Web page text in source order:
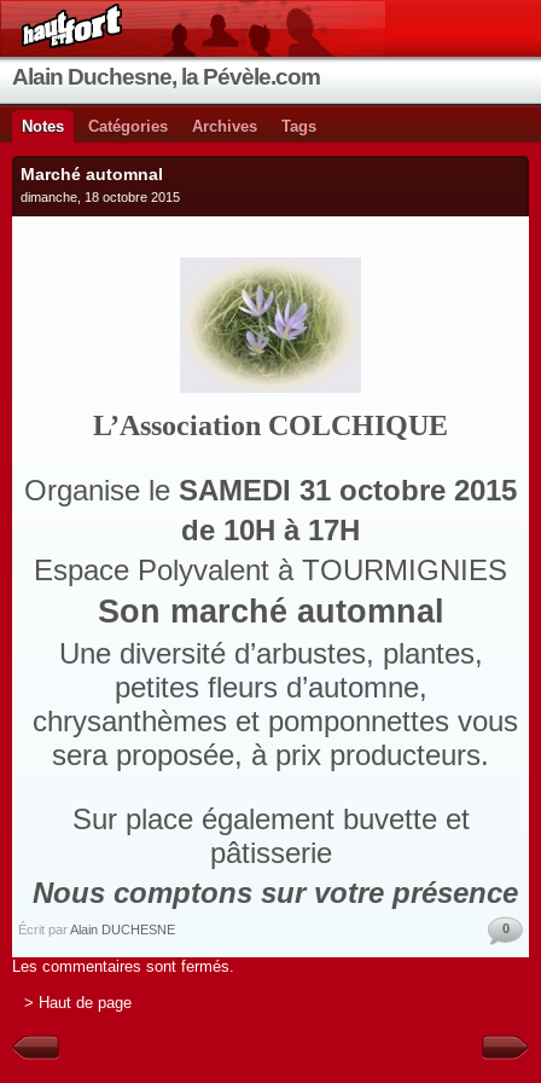
Alain Duchesne, la Pévèle.com
Notes Catégories Archives Tags
Marché automnal
dimanche, 18 octobre 2015
L’Association COLCHIQUE
Organise le SAMEDI 31 octobre 2015
de 10H à 17H
Espace Polyvalent à TOURMIGNIES
Son marché automnal
Une diversité d’arbustes, plantes,
petites fleurs d’automne,
chrysanthèmes et pomponnettes vous
sera proposée, à prix producteurs.
Sur place également buvette et
pâtisserie
Nous comptons sur votre présence
Écrit parAlain DUCHESNE 0
Les commentaires sont fermés.
> Haut de page